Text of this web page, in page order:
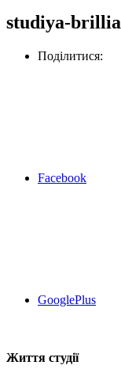
studiya-
Поділитися:
Facebook
GooglePlus
Життя студії